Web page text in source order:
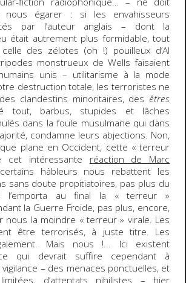
nous égarer : si les envahisseurs
par l’auteur anglais – dont la
était autrement plus formidable, tout
des zélotes (oh !) pouilleux d’Al
monstrueux de Wells faisaient
unis – utilitarisme à la mode
destruction totale, les terroristes ne
clandestins minoritaires, des êtres
tout, barbus, stupides et lâches
dans la foule musulmane qui dans
condamne leurs abjections. Non,
plane en Occident, cette « terreur
cet intéressante réaction de Marc
hâbleurs nous rebattent les
sans doute propitiatoires, pas plus du
l’emporta au final la « terreur »
la Guerre Froide, pas plus, encore,
nous la moindre « terreur » virale. Les
être terrorisés, à juste titre. Les
Mais nous !... Ici existent
qui devrait suffire cependant à
– des menaces ponctuelles, et
d’attentats nihilistes – hier